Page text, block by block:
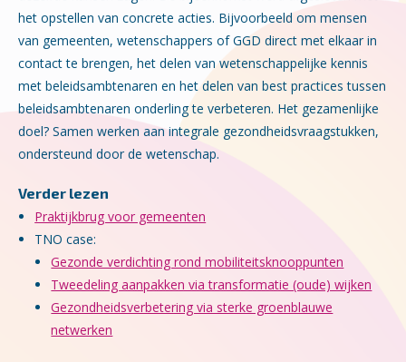
het opstellen van concrete acties. Bijvoorbeeld om mensen
van gemeenten, wetenschappers of GGD direct met elkaar in
contact te brengen, het delen van wetenschappelijke kennis
met beleidsambtenaren en het delen van best practices tussen
beleidsambtenaren onderling te verbeteren. Het gezamenlijke
doel? Samen werken aan integrale gezondheidsvraagstukken,
ondersteund door de wetenschap.
Verder lezen
Praktijkbrug voor gemeenten
TNO case:
Gezonde verdichting rond mobiliteitsknooppunten
Tweedeling aanpakken via transformatie (oude) wijken
Gezondheidsverbetering via sterke groenblauwe
netwerken